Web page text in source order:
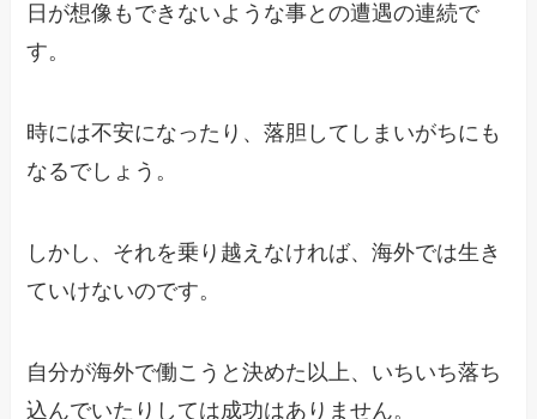
日が想像もできないような事との遭遇の連続で
す。
時には不安になったり、落胆してしまいがちにも
なるでしょう。
しかし、それを乗り越えなければ、海外では生き
ていけないのです。
自分が海外で働こうと決めた以上、いちいち落ち
込んでいたりしては成功はありません。